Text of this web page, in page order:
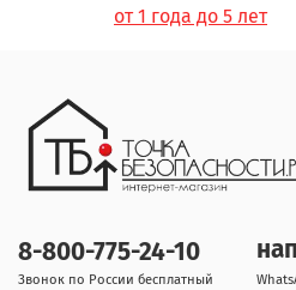
от 1 года до 5 лет
8-800-775-24-10
Звонок по России бесплатный